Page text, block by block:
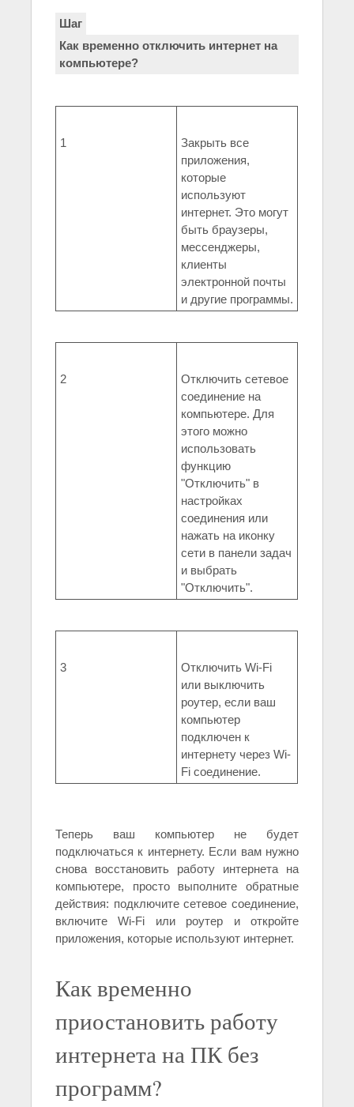
Шаг
Как временно отключить интернет на
компьютере?
1
Закрыть все
приложения,
которые
используют
интернет. Это могут
быть браузеры,
мессенджеры,
клиенты
электронной почты
и другие программы.
2
Отключить сетевое
соединение на
компьютере. Для
этого можно
использовать
функцию
"Отключить" в
настройках
соединения или
нажать на иконку
сети в панели задач
и выбрать
"Отключить".
3
Отключить Wi-Fi
или выключить
роутер, если ваш
компьютер
подключен к
интернету через Wi-
Fi соединение.
Теперь ваш компьютер не будет
подключаться к интернету. Если вам нужно
снова восстановить работу интернета на
компьютере, просто выполните обратные
действия: подключите сетевое соединение,
включите Wi-Fi или роутер и откройте
приложения, которые используют интернет.
Как временно
приостановить работу
интернета на ПК без
программ?